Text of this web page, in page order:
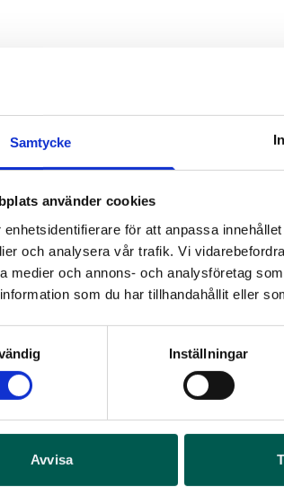
Samtycke
använder cookies
enhetsidentifierare för att anpassa
och analysera vår trafik. Vi
medier och annons- och analysföretag
som du har tillhandahållit eller
Inställningar
Avvisa
SERVICE 48000 KM / 48 MÅN
CHEVROLET CORVETTE C8
14 146kr